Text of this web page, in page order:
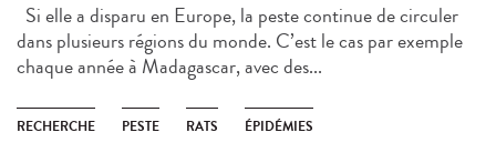
Si elle a disparu en Europe, la peste continue de circuler
dans plusieurs régions du monde. C’est le cas par exemple
chaque année à Madagascar, avec des...
RECHERCHE PESTE RATS ÉPIDÉMIES